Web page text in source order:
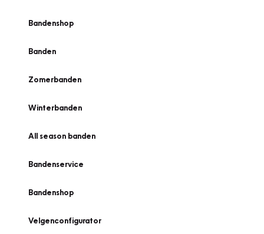
Bandenshop
Banden
Zomerbanden
Winterbanden
All season banden
Bandenservice
Bandenshop
Velgenconfigurator